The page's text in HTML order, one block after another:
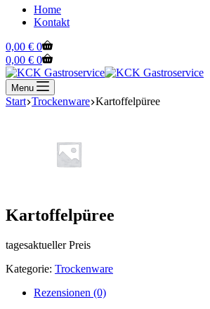
Home
Kontakt
Warenkorb
0,00 € 0
Warenkorb
0,00 € 0
Menu
Start Trockenware Kartoffelpüree
Kartoffelpüree
tagesaktueller Preis
Kategorie: Trockenware
Rezensionen (0)